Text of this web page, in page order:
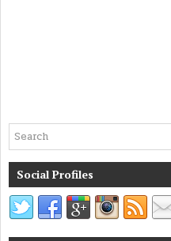
Social Profiles